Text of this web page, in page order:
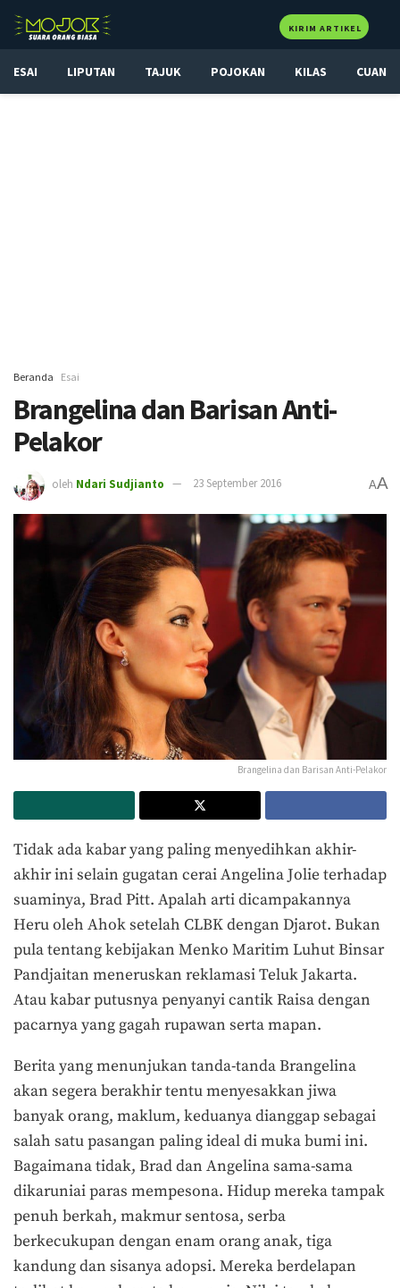
KIRIM ARTIKEL
ESAI LIPUTAN TAJUK POJOKAN KILAS CUAN
Beranda Esai
Brangelina dan Barisan Anti-
Pelakor
oleh Ndari Sudjianto 23 September 2016 AA
Brangelina dan Barisan Anti-Pelakor
Tidak ada kabar yang paling menyedihkan akhir-
akhir ini selain gugatan cerai Angelina Jolie terhadap
suaminya, Brad Pitt. Apalah arti dicampakannya
Heru oleh Ahok setelah CLBK dengan Djarot. Bukan
pula tentang kebijakan Menko Maritim Luhut Binsar
Pandjaitan meneruskan reklamasi Teluk Jakarta.
Atau kabar putusnya penyanyi cantik Raisa dengan
pacarnya yang gagah rupawan serta mapan.
Berita yang menunjukan tanda-tanda Brangelina
akan segera berakhir tentu menyesakkan jiwa
banyak orang, maklum, keduanya dianggap sebagai
salah satu pasangan paling ideal di muka bumi ini.
Bagaimana tidak, Brad dan Angelina sama-sama
dikaruniai paras mempesona. Hidup mereka tampak
penuh berkah, makmur sentosa, serba
berkecukupan dengan enam orang anak, tiga
kandung dan sisanya adopsi. Mereka berdelapan